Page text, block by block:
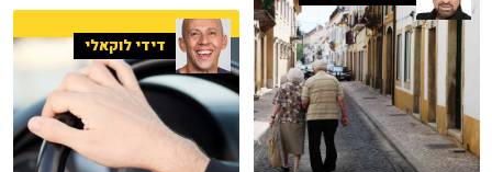
דידי לוקאלי